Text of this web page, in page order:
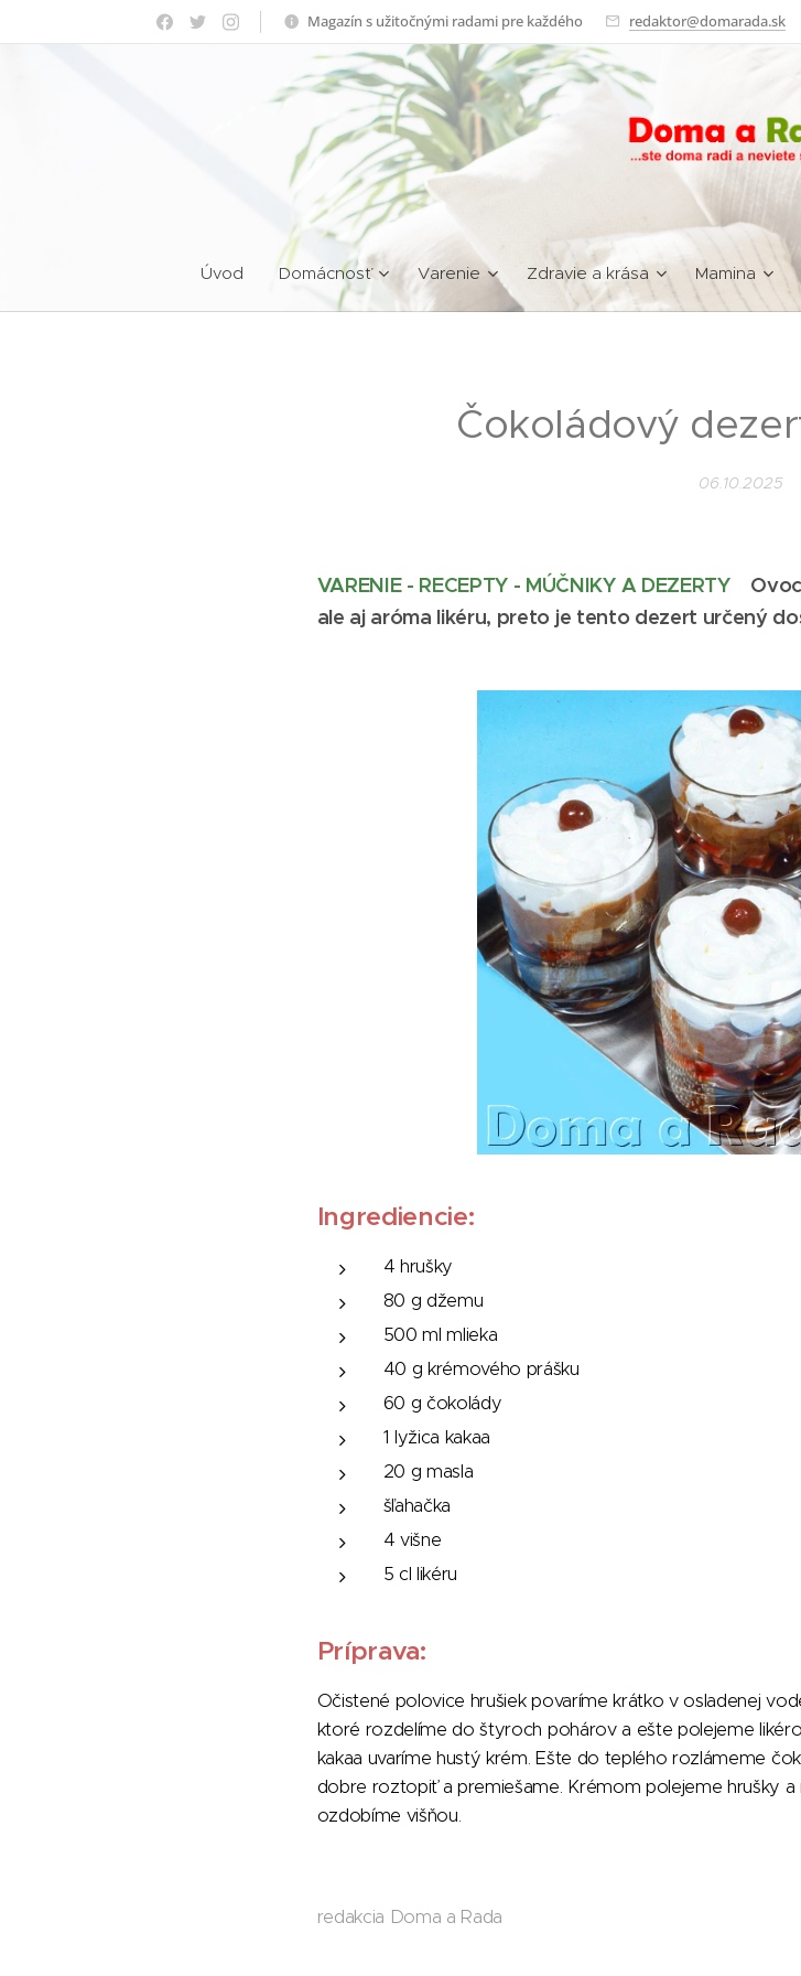
Magazín s užitočnými radami pre každého redaktor@domarada.sk
Úvod Domácnosť Varenie Zdravie a krása Mamina
Čokoládový
06.10.2025
VARENIE - RECEPTY - MÚČNIKY A DEZERTY
ale aj aróma likéru, preto je tento dezert určený
Ingrediencie:
4 hrušky
80 g džemu
500 ml mlieka
40 g krémového prášku
60 g čokolády
1 lyžica kakaa
20 g masla
šľahačka
4 višne
5 cl likéru
Príprava:
Očistené polovice hrušiek povaríme krátko v osladenej
ktoré rozdelíme do štyroch pohárov a ešte polejeme
kakaa uvaríme hustý krém. Ešte do teplého rozlámeme
dobre roztopiť a premiešame. Krémom polejeme hrušky a
ozdobíme višňou.
redakcia Doma a Rada